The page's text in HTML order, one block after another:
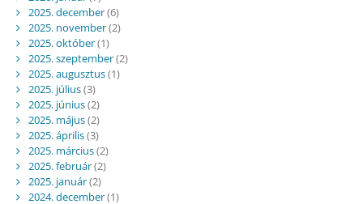
2025. december(6)
2025. november(2)
2025. október(1)
2025. szeptember(2)
2025. augusztus(1)
2025. július(3)
2025. június(2)
2025. május(2)
2025. április(3)
2025. március(2)
2025. február(2)
2025. január(2)
2024. december(1)